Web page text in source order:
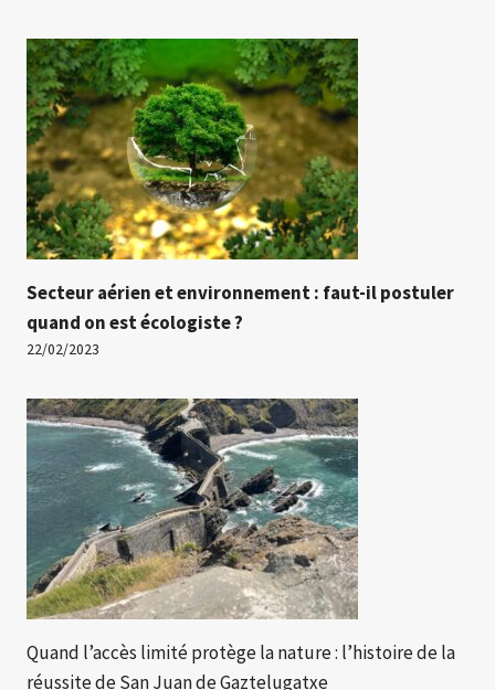
Secteur aérien et environnement : faut-il postuler
quand on est écologiste ?
22/02/2023
Quand l’accès limité protège la nature : l’histoire de la
réussite de San Juan de Gaztelugatxe